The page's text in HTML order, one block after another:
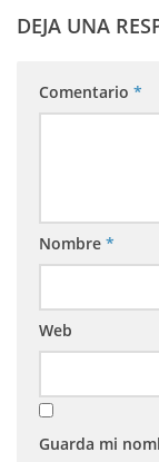
DEJA UNA
Comentario *
Nombre *
Web
Guarda mi